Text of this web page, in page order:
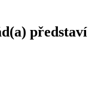
představí